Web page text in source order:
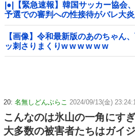
|●|【緊急速報】韓国サッカー協会
予選での審判への性接待がバレ大
【画像】令和最新版のあのちゃん
ッ刺さりまくりw w w w w w
20: 名無しどんぶらこ 2024/09/13(金)
こんなのは氷山の一角にすぎ
大多数の被害者たちはガイ